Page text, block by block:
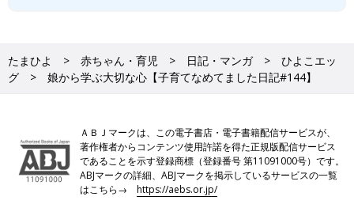
たまひよ 赤ちゃん・育児 日記・マンガ
ひよこエッ
グ
娘から学ぶ大切な心【子育てなめてました日記#144】
ＡＢＪマークは、この電子書店・電子書籍配信サービスが、
著作権者からコンテンツ使用許諾を得た正規版配信サービス
であることを示す登録商標（登録番号 第11091000号）です。
ABJマークの詳細、ABJマークを掲示しているサービスの一覧
はこちら→https://aebs.or.jp/